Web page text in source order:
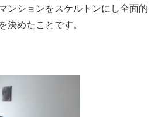
ンションをスケルトンにし全面的
決めたことです。